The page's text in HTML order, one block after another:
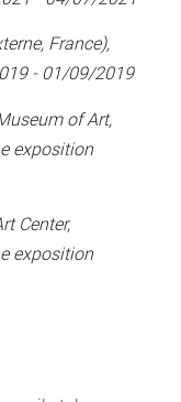
France),
- 01/09/2019
of Art,
exposition
Center,
exposition